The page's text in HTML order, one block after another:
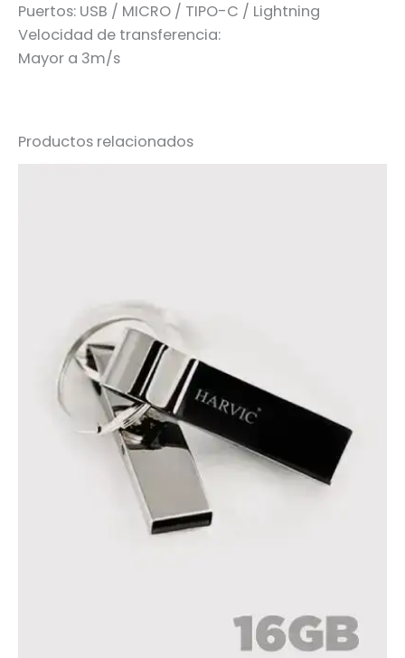
Puertos: USB / MICRO / TIPO-C / Lightning
Velocidad de transferencia:
Mayor a 3m/s
Productos relacionados